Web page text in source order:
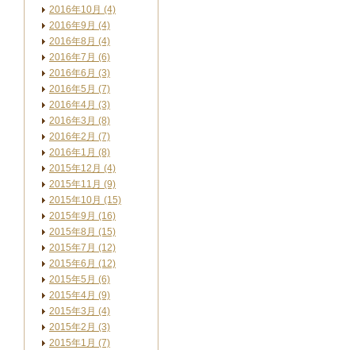
2016年10月 (4)
2016年9月 (4)
2016年8月 (4)
2016年7月 (6)
2016年6月 (3)
2016年5月 (7)
2016年4月 (3)
2016年3月 (8)
2016年2月 (7)
2016年1月 (8)
2015年12月 (4)
2015年11月 (9)
2015年10月 (15)
2015年9月 (16)
2015年8月 (15)
2015年7月 (12)
2015年6月 (12)
2015年5月 (6)
2015年4月 (9)
2015年3月 (4)
2015年2月 (3)
2015年1月 (7)